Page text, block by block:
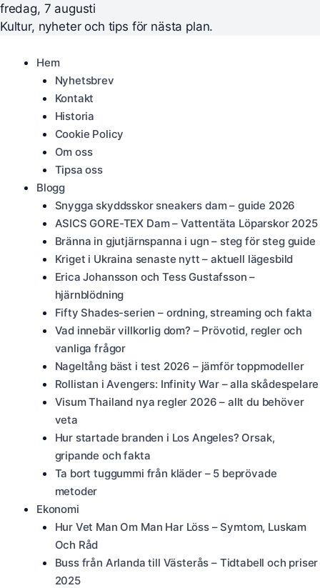
fredag, 7 augusti
Kultur, nyheter och tips för nästa plan.
Hem
Nyhetsbrev
Kontakt
Historia
Cookie Policy
Om oss
Tipsa oss
Blogg
Snygga skyddsskor sneakers dam – guide 2026
ASICS GORE-TEX Dam – Vattentäta Löparskor 2025
Bränna in gjutjärnspanna i ugn – steg för steg guide
Kriget i Ukraina senaste nytt – aktuell lägesbild
Erica Johansson och Tess Gustafsson –
hjärnblödning
Fifty Shades-serien – ordning, streaming och fakta
Vad innebär villkorlig dom? – Prövotid, regler och
vanliga frågor
Nageltång bäst i test 2026 – jämför toppmodeller
Rollistan i Avengers: Infinity War – alla skådespelare
Visum Thailand nya regler 2026 – allt du behöver
veta
Hur startade branden i Los Angeles? Orsak,
gripande och fakta
Ta bort tuggummi från kläder – 5 beprövade
metoder
Ekonomi
Hur Vet Man Om Man Har Löss – Symtom, Luskam
Och Råd
Buss från Arlanda till Västerås – Tidtabell och priser
2025